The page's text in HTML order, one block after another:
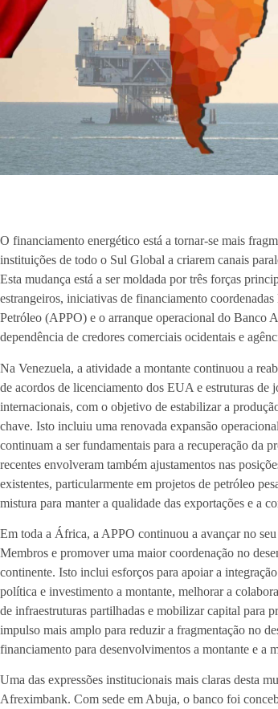
O financiamento energético está a tornar-se mais
instituições de todo o Sul Global a criarem canais
Esta mudança está a ser moldada por três forças
estrangeiros, iniciativas de financiamento
Petróleo (APPO) e o arranque operacional do Banco
dependência de credores comerciais ocidentais e
Na Venezuela, a atividade a montante continuou a
de acordos de licenciamento dos EUA e estruturas
internacionais, com o objetivo de estabilizar a
chave. Isto incluiu uma renovada expansão
continuam a ser fundamentais para a recuperação da
recentes envolveram também ajustamentos nas
existentes, particularmente em projetos de petróleo
mistura para manter a qualidade das exportações e a
Em toda a África, a APPO continuou a avançar no
Membros e promover uma maior coordenação no
continente. Isto inclui esforços para apoiar a
política e investimento a montante, melhorar a
de infraestruturas partilhadas e mobilizar capital para
impulso mais amplo para reduzir a fragmentação no
financiamento para desenvolvimentos a montante e a
Uma das expressões institucionais mais claras desta
Afreximbank. Com sede em Abuja, o banco foi